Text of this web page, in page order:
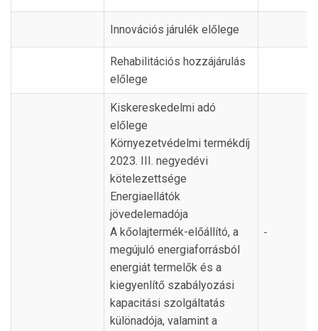
Innovációs járulék előlege
Rehabilitációs hozzájárulás
előlege
Kiskereskedelmi adó
előlege
Környezetvédelmi termékdíj
2023. III. negyedévi
kötelezettsége
Energiaellátók
jövedelemadója
A kőolajtermék-előállító, a
megújuló energiaforrásból
energiát termelők és a
kiegyenlítő szabályozási
kapacitási szolgáltatás
különadója, valamint a